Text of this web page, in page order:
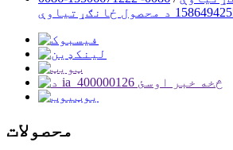
د محصول ځانګړتیاوې
محصولات